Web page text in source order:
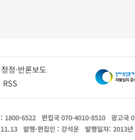
정정·반론보도
RSS
: 1800-6522 편집국 070-4010-8510
광고국
발행·편집인 : 강석운 발행일자: 2013년